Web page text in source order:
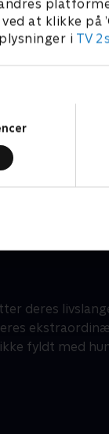
at klikke på
i TV
deres
fyldt med